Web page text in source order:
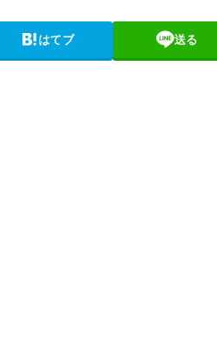
はてブ 送る